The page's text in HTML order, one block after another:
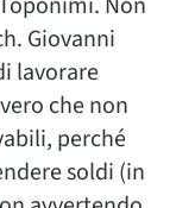
Giovanni
lavorare
che non
perché
soldi (in